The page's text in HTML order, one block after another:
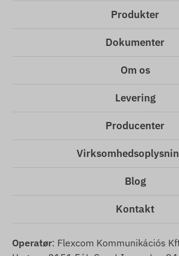
Produkter
Dokumenter
Om os
Levering
Producenter
Blog
Kontakt
Operatør: Flexcom Kommunikációs